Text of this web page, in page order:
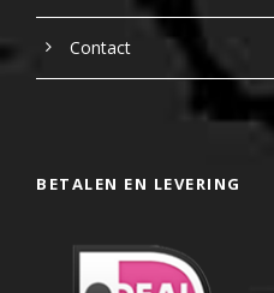
Contact
BETALEN EN LEVERING